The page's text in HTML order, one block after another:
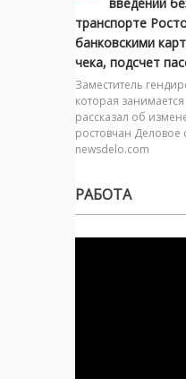
транспорте
банковскими
чека, подсчет
Заместитель
которая
рассказал об
ростовчан
newsdelo.com
РАБОТА